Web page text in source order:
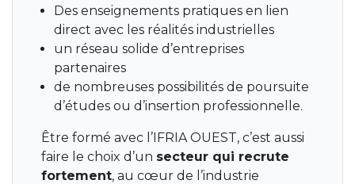
Des enseignements pratiques en lien
direct avec les réalités industrielles
un réseau solide d’entreprises
partenaires
de nombreuses possibilités de poursuite
d’études ou d’insertion professionnelle.
Être formé avec l’IFRIA OUEST, c’est aussi
faire le choix d’un secteur qui recrute
fortement, au cœur de l’industrie